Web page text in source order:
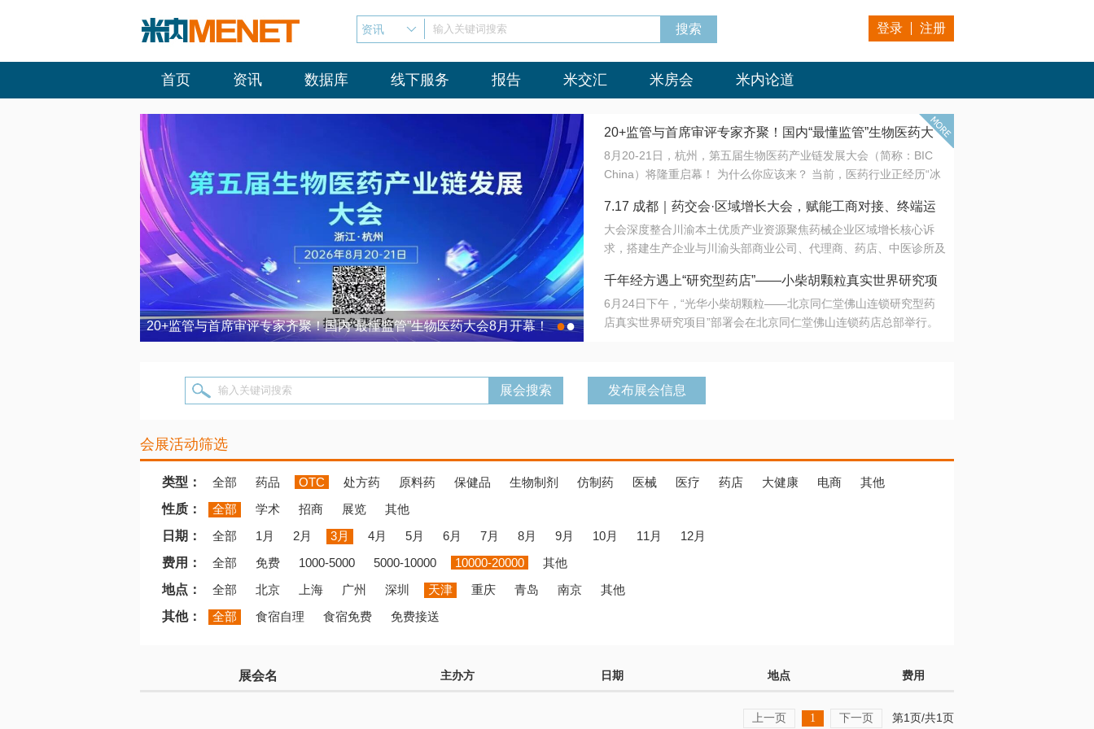
资讯 输入关键词搜索 登录 注册
首页 资讯 数据库 线下服务 报告 米交汇 米房会 米内论道
20+监管与首席审评专家齐聚！国内“最懂监管”生物医药大会8月开幕！ 7.17 成都｜药交会·区域增长大会，赋能工商对接、终端运营
●●
20+监管与首席审评专家齐聚！国内“最懂监管”生物医药大
会8月开幕！
8月20-21日，杭州，第五届生物医药产业链发展大会（简称：BIC
China）将隆重启幕！ 为什么你应该来？ 当前，医药行业正经历“冰
法正重新定义研发效率；另一端是创新药“最后一公里”的支付与入院
难题，呼唤更成熟的产业生态。 同质化“内卷”已无出路，全产业链协
同与出海能力建设才是破局关键。 本届大会以 “重构生态，定义未
算力突围；从中药创新、复杂药物制剂、CGT、多肽与小核酸的技
术攻坚，到CDMO的柔性智造。 我们致力于打破壁垒，让“实验
室”与“生产线”、“研发端”与“支付端”深度对话，更让监管、产业、资
7.17 成都｜药交会·区域增长大会，赋能工商对接、终端运
营
大会深度整合川渝本土优质产业资源聚焦药械企业区域增长核心诉
求，搭建生产企业与川渝头部商业公司、代理商、药店、中医诊所及
域增量份额夯实西南市场战略布局
千年经方遇上“研究型药店”——小柴胡颗粒真实世界研究项
目在北京同仁堂佛山连锁启动
6月24日下午，“光华小柴胡颗粒——北京同仁堂佛山连锁研究型药
店真实世界研究项目”部署会在北京同仁堂佛山连锁药店总部举行。
输入关键词搜索 发布展会信息
会展活动筛选
类型： 全部 药品 OTC 处方药 原料药 保健品 生物制剂 仿制药 医械 医疗 药店 大健康 电商
其他
性质：
全部 学术 招商 展览
其他
日期：
全部 1月 2月 3月 4月 5月 6月 7月 8月 9月 10月 11月
12月
费用：
全部 免费 1000-5000 5000-10000 10000-20000
其他
地点：
全部 北京 上海 广州 深圳 天津 重庆 青岛 南京
其他
其他：
全部 食宿自理 食宿免费 免费接送
展会名 主办方 日期 地点 费用
上一页 1 下一页 第1页/共1页